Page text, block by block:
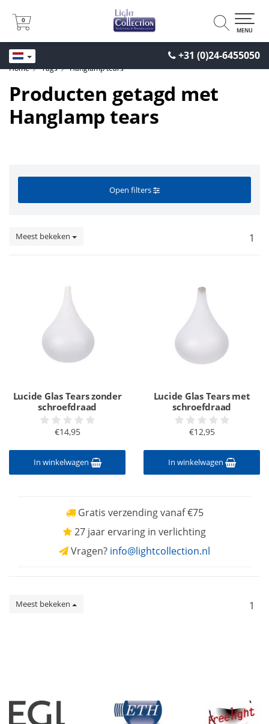
+31 (0)24-6455050
0
0
MENU
Home Tags Hanglamp tears
Producten getagd met
Hanglamp tears
Open filters
Meest bekeken 1
Lucide Glas Tears zonder
schroefdraad
€14,95
In winkelwagen
Lucide Glas Tears met
schroefdraad
€12,95
In winkelwagen
Gratis verzending vanaf €75
27 jaar ervaring in verlichting
Vragen? info@lightcollection.nl
Meest bekeken 1